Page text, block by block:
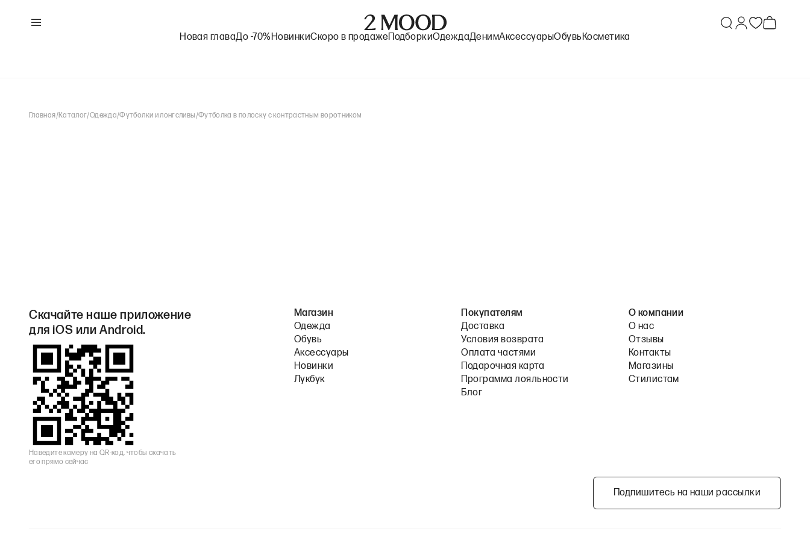
Новая главаДо -70%НовинкиСкоро в продаже ПодборкиОдеждаДенимАксессуарыОбувь Косметика
Главная/Каталог/Одежда/Футболки и лонгсливы /Футболка в полоску с контрастным воротником
Скачайте наше приложение
для iOS или Android.
Наведите камеру на QR-код, чтобы скачать
его прямо сейчас
Магазин
Одежда
Обувь
Аксессуары
Новинки
Лукбук
Покупателям
Доставка
Условия возврата
Оплата частями
Подарочная карта
Программа лояльности
Блог
О компании
О нас
Отзывы
Контакты
Магазины
Стилистам
Подпишитесь на наши рассылки